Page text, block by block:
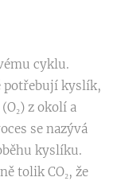
cyklu.
potřebují kyslík,
z okolí a
se nazývá
kyslíku.
tolik CO₂, že